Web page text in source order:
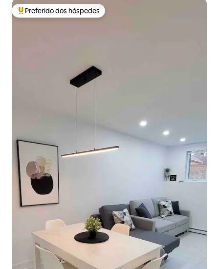
Entre os melhores preferidos dos hóspedes
Preferido dos hóspedes